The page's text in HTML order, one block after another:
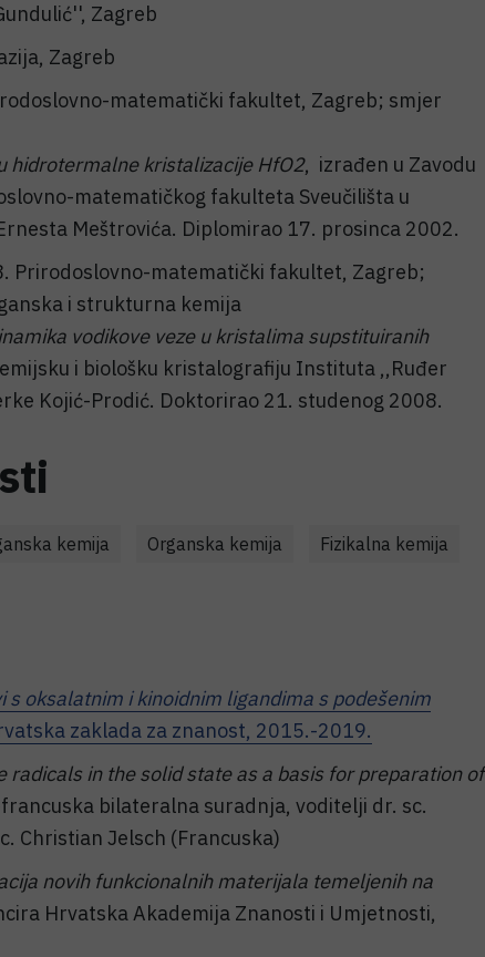
Zagreb
Zagreb
matematički fakultet, Zagreb; smjer
hidrotermalne kristalizacije HfO2, izrađen u Zavodu
matematičkog fakulteta Sveučilišta u
Meštrovića. Diplomirao 17. prosinca 2002.
Prirodoslovno-matematički fakultet, Zagreb;
i strukturna kemija
vodikove veze u kristalima supstituiranih
i biološku kristalografiju Instituta ,,Ruđer
Kojić-Prodić. Doktorirao 21. studenog 2008.
kemija Organska kemija Fizikalna kemija
oksalatnim i kinoidnim ligandima s podešenim
zaklada za znanost, 2015.-2019.
in the solid state as a basis for preparation of
bilateralna suradnja, voditelji dr. sc.
Christian Jelsch (Francuska)
novih funkcionalnih materijala temeljenih na
Hrvatska Akademija Znanosti i Umjetnosti,